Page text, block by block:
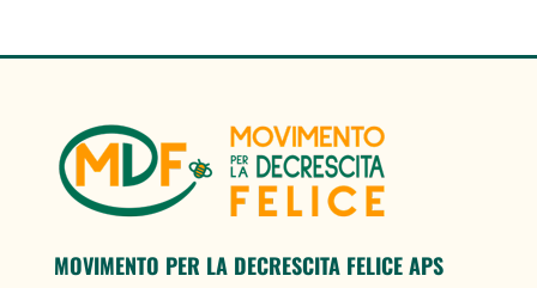
MOVIMENTO PER LA DECRESCITA FELICE APS